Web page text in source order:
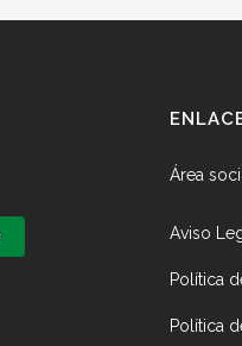
Área
Aviso
Política
Política